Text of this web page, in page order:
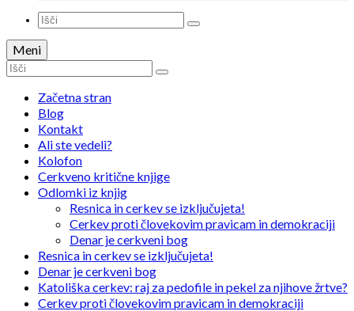
Search
Meni
Search
Začetna stran
Blog
Kontakt
Ali ste vedeli?
Kolofon
Cerkveno kritične knjige
Odlomki iz knjig
Resnica in cerkev se izključujeta!
Cerkev proti človekovim pravicam in demokraciji
Denar je cerkveni bog
Resnica in cerkev se izključujeta!
Denar je cerkveni bog
Katoliška cerkev: raj za pedofile in pekel za njihove žrtve?
Cerkev proti človekovim pravicam in demokraciji